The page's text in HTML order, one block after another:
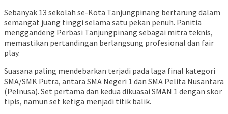
Sebanyak 13 sekolah se-Kota Tanjungpinang bertarung dalam
semangat juang tinggi selama satu pekan penuh. Panitia
menggandeng Perbasi Tanjungpinang sebagai mitra teknis,
memastikan pertandingan berlangsung profesional dan fair
play.
Suasana paling mendebarkan terjadi pada laga final kategori
SMA/SMK Putra, antara SMA Negeri 1 dan SMA Pelita Nusantara
(Pelnusa). Set pertama dan kedua dikuasai SMAN 1 dengan skor
tipis, namun set ketiga menjadi titik balik.